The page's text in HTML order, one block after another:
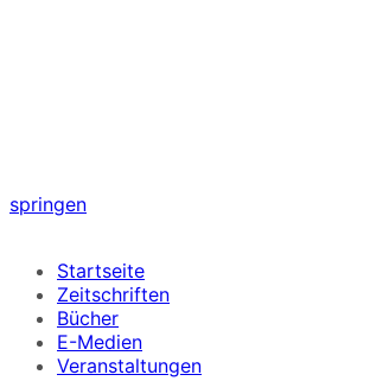
springen
Startseite
Zeitschriften
Bücher
E-Medien
Veranstaltungen